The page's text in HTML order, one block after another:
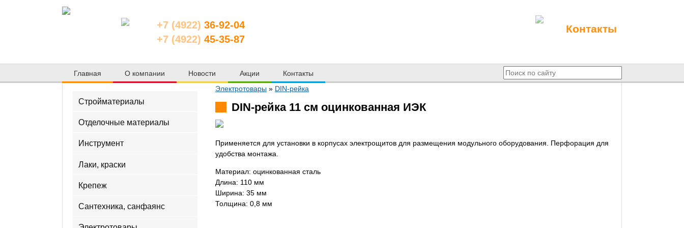
+7 (4922) 36-92-04
+7 (4922) 45-35-87
Контакты
Главная О компании Новости Акции Контакты
Стройматериалы
Отделочные материалы
Инструмент
Лаки, краски
Крепеж
Сантехника, санфаянс
Электротовары » DIN-рейка
DIN-рейка 11 см оцинкованная ИЭК
Применяется для установки в корпусах электрощитов для размещения модульного оборудования. Перфорация для
удобства монтажа.
Материал: оцинкованная сталь
Длина: 110 мм
Ширина: 35 мм
Толщина: 0,8 мм